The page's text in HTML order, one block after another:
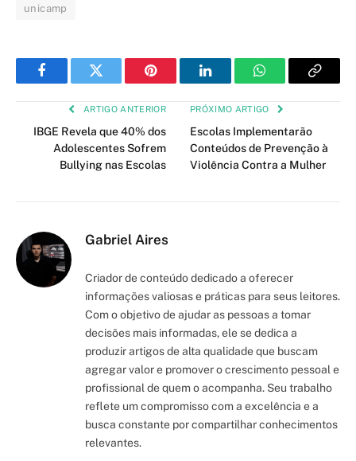
unicamp
FacebookTwitter Pinterest LinkedInWhatsAppCopy
ARTIGO ANTERIOR
IBGE Revela que 40% dos
Adolescentes Sofrem
Bullying nas Escolas
PRÓXIMO ARTIGO
Escolas Implementarão
Conteúdos de Prevenção à
Violência Contra a Mulher
Gabriel Aires
Criador de conteúdo dedicado a oferecer
informações valiosas e práticas para seus leitores.
Com o objetivo de ajudar as pessoas a tomar
decisões mais informadas, ele se dedica a
produzir artigos de alta qualidade que buscam
agregar valor e promover o crescimento pessoal e
profissional de quem o acompanha. Seu trabalho
reflete um compromisso com a excelência e a
busca constante por compartilhar conhecimentos
relevantes.